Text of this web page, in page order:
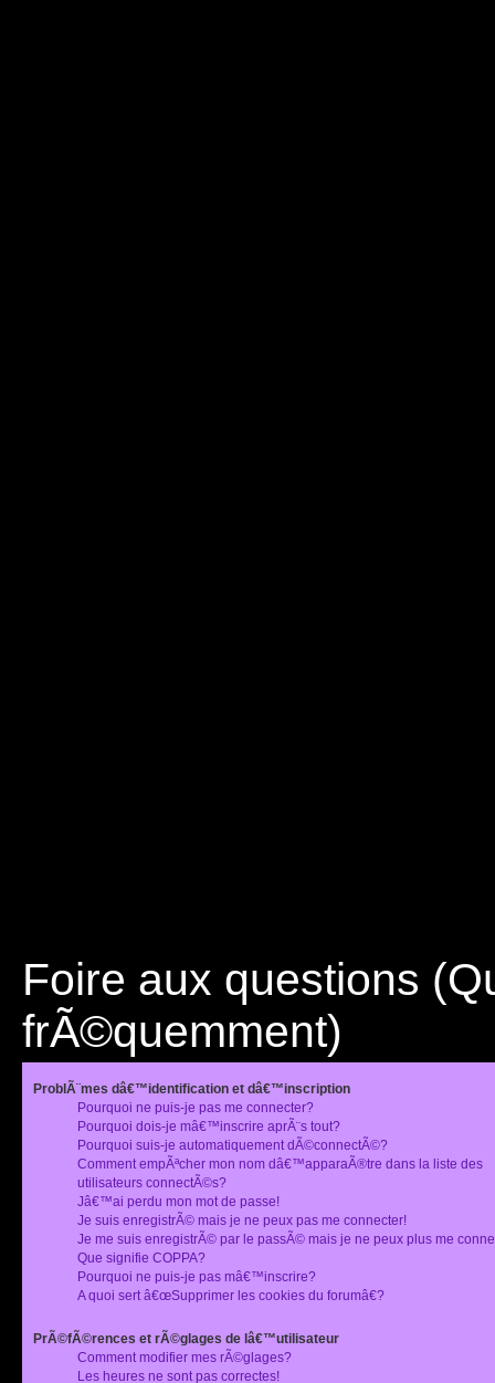
Foire aux questions
frÃ©quemment)
ProblÃ¨mes dâ€™identification et dâ€™inscription
Pourquoi ne puis-je pas me connecter?
Pourquoi dois-je mâ€™inscrire aprÃ¨s tout?
Pourquoi suis-je automatiquement dÃ©connectÃ©?
Comment empÃªcher mon nom dâ€™apparaÃ®tre dans la liste des
utilisateurs connectÃ©s?
Jâ€™ai perdu mon mot de passe!
Je suis enregistrÃ© mais je ne peux pas me connecter!
Je me suis enregistrÃ© par le passÃ© mais je ne peux plus me
Que signifie COPPA?
Pourquoi ne puis-je pas mâ€™inscrire?
A quoi sert â€œSupprimer les cookies du forumâ€?
PrÃ©fÃ©rences et rÃ©glages de lâ€™utilisateur
Comment modifier mes rÃ©glages?
Les heures ne sont pas correctes!